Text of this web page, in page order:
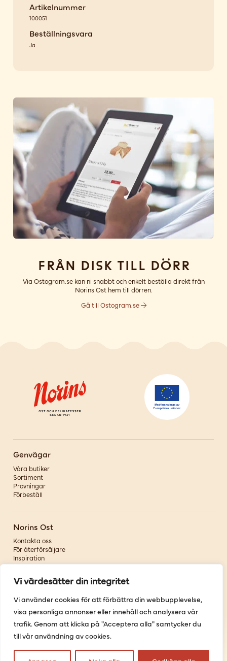
Vi värdesätter din integritet
Vi använder cookies för att förbättra din webbupplevelse,
visa personliga annonser eller innehåll och analysera vår
trafik. Genom att klicka på "Acceptera alla" samtycker du
till vår användning av cookies.
Artikelnummer
100051
Beställningsvara
Ja
Från disk till dörr
Via Ostogram.se kan ni snabbt och enkelt beställa direkt från
Norins Ost hem till dörren.
Gå till Ostogram.se
Genvägar
Våra butiker
Sortiment
Provningar
Förbeställ
Norins Ost
Kontakta oss
För återförsäljare
Inspiration
Om oss
Följ oss
Facebook
Instagram
Youtube